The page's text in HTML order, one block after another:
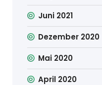
Juni 2021
Dezember 2020
Mai 2020
April 2020